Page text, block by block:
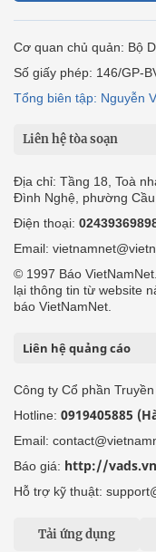
Cơ quan chủ quản: Bộ
Số giấy phép: 146/GP-
Tổng biên tập: Nguyễn
Liên hệ tòa soạn
Địa chỉ: Tầng 18, Toà
Đình Nghệ, phường Cầu
Điện thoại:
Email:
© 1997 Báo
lại thông tin từ website
báo VietNamNet.
Liên hệ quảng cáo
Công ty Cổ phần
Hotline: 0919405885
Email:
Báo giá: http://vads.vn
Hỗ trợ kỹ thuật:
Tải ứng dụng